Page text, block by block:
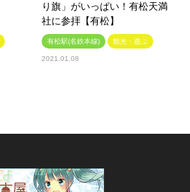
り旗」がいっぱい！有松天満
社に参拝【有松】
有松駅(名鉄本線) 観光・遊ぶ
2021.01.08